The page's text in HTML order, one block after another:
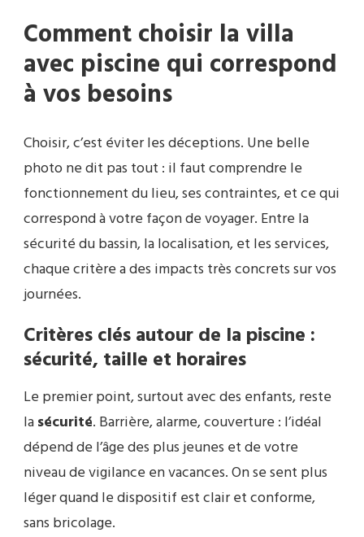
Comment choisir la villa
avec piscine qui correspond
à vos besoins
Choisir, c’est éviter les déceptions. Une belle
photo ne dit pas tout : il faut comprendre le
fonctionnement du lieu, ses contraintes, et ce qui
correspond à votre façon de voyager. Entre la
sécurité du bassin, la localisation, et les services,
chaque critère a des impacts très concrets sur vos
journées.
Critères clés autour de la piscine :
sécurité, taille et horaires
Le premier point, surtout avec des enfants, reste
lasécurité. Barrière, alarme, couverture : l’idéal
dépend de l’âge des plus jeunes et de votre
niveau de vigilance en vacances. On se sent plus
léger quand le dispositif est clair et conforme,
sans bricolage.